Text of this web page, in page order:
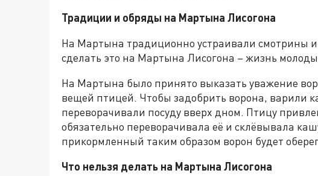
Традиции и обряды на Мартына Лисогона
На Мартына традиционно устраивали смотрины и
сделать это на Мартына Лисогона – жизнь
На Мартына было принято выказать уважение
вещей птицей. Чтобы задобрить ворона, варили
переворачивали посуду вверх дном. Птицу
обязательно переворачивала её и склёвывала
прикормленный таким образом ворон будет
Что нельзя делать на Мартына Лисогона